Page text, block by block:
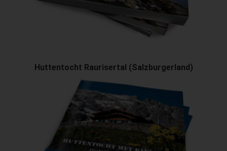
Huttentocht Raurisertal (Salzburgerland)